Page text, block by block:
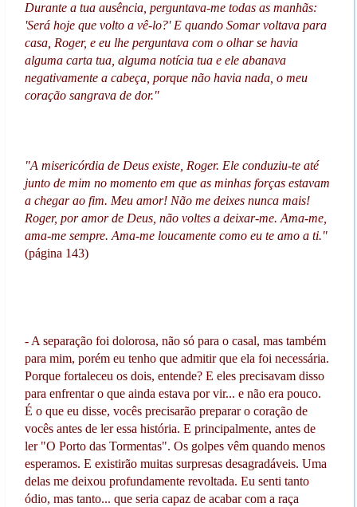
Durante a tua ausência, perguntava-me todas as manhãs:
'Será hoje que volto a vê-lo?' E quando Somar voltava para
casa, Roger, e eu lhe perguntava com o olhar se havia
alguma carta tua, alguma notícia tua e ele abanava
negativamente a cabeça, porque não havia nada, o meu
coração sangrava de dor."
"A misericórdia de Deus existe, Roger. Ele conduziu-te até
junto de mim no momento em que as minhas forças estavam
a chegar ao fim. Meu amor! Não me deixes nunca mais!
Roger, por amor de Deus, não voltes a deixar-me. Ama-me,
ama-me sempre. Ama-me loucamente como eu te amo a ti."
(página 143)
- A separação foi dolorosa, não só para o casal, mas também
para mim, porém eu tenho que admitir que ela foi necessária.
Porque fortaleceu os dois, entende? E eles precisavam disso
para enfrentar o que ainda estava por vir... e não era pouco.
É o que eu disse, vocês precisarão preparar o coração de
vocês antes de ler essa história. E principalmente, antes de
ler "O Porto das Tormentas". Os golpes vêm quando menos
esperamos. E existirão muitas surpresas desagradáveis. Uma
delas me deixou profundamente revoltada. Eu senti tanto
ódio, mas tanto... que seria capaz de acabar com a raça